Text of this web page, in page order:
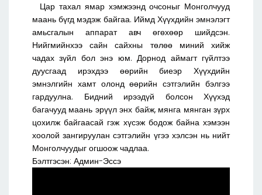
Цар тахал ямар хэмжээнд очсоныг Монголчууд
маань бүгд мэдэж байгаа. Иймд Хүүхдийн эмнэлэгт
амьсгалын аппарат авч өгөхөөр шийдсэн.
Нийгмийнхээ сайн сайхны төлөө миний хийж
чадах зүйл бол энэ юм. Дорнод аймагт гүйлтээ
дуусгаад ирэхдээ өөрийн биеэр Хүүхдийн
эмнэлгийн хамт олонд өөрийн сэтгэлийн бэлгээ
гардуулна. Бидний ирээдүй болсон Хүүхэд
багачууд маань эрүүл энх байж, мянга мянган зүрх
цохилж байгаасай гэж хүсэж бодож байна хэмээн
хоолой зангируулан сэтгэлийн үгээ хэлсэн нь нийт
Монголчуудыг огшоож чадлаа.
Бэлтгэсэн: Админ-Эссэ